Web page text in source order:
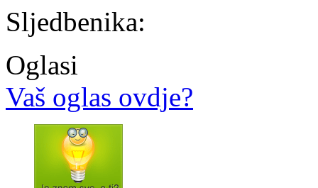
Sljedbenika:
Oglasi
Vaš oglas ovdje?